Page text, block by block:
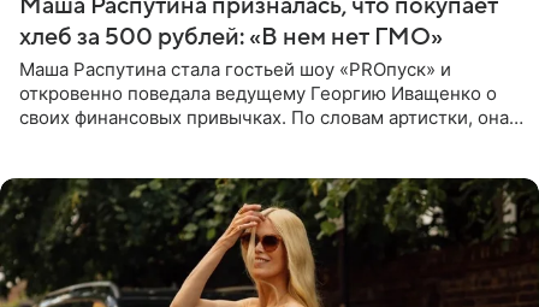
Маша Распутина призналась, что покупает
хлеб за 500 рублей: «В нем нет ГМО»
Маша Распутина стала гостьей шоу «PROпуск» и
откровенно поведала ведущему Георгию Иващенко о
своих финансовых привычках. По словам артистки, она